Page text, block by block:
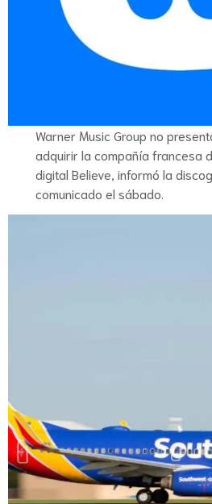
Warner Music Group no
adquirir la compañía francesa
digital Believe, informó la
comunicado el sábado.